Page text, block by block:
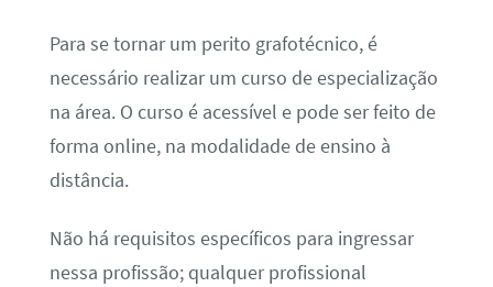
Para se tornar um perito grafotécnico, é
necessário realizar um curso de especialização
na área. O curso é acessível e pode ser feito de
forma online, na modalidade de ensino à
distância.
Não há requisitos específicos para ingressar
nessa profissão; qualquer profissional